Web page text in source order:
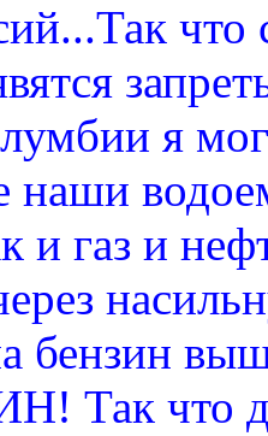
я
наши
и газ и
бензин
Так что